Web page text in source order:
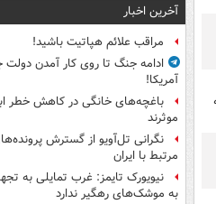
آخرین اخبار
مراقب علائم هپاتیت باشید!
ادامه جنگ تا روی کار آمدن دولت
آمریکا!
باغچه‌های خانگی در کاهش خطر
موثرند
نگرانی تل‌آویو از گسترش
مرتبط با ایران
نیویورک تایمز: غرب تمایلی به
به موشک‌های رهگیر ندارد